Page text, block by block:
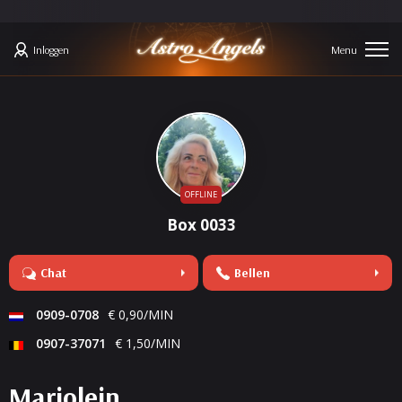
Inloggen
OFFLINE
Box 0033
Chat Bellen
0909-0708 € 0,90/MIN
0907-37071
€ 1,50/MIN